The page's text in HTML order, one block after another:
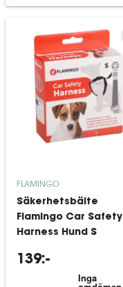
FLAMINGO
Säkerhetsbälte
Flamingo Car Safety
Harness Hund S
139:-